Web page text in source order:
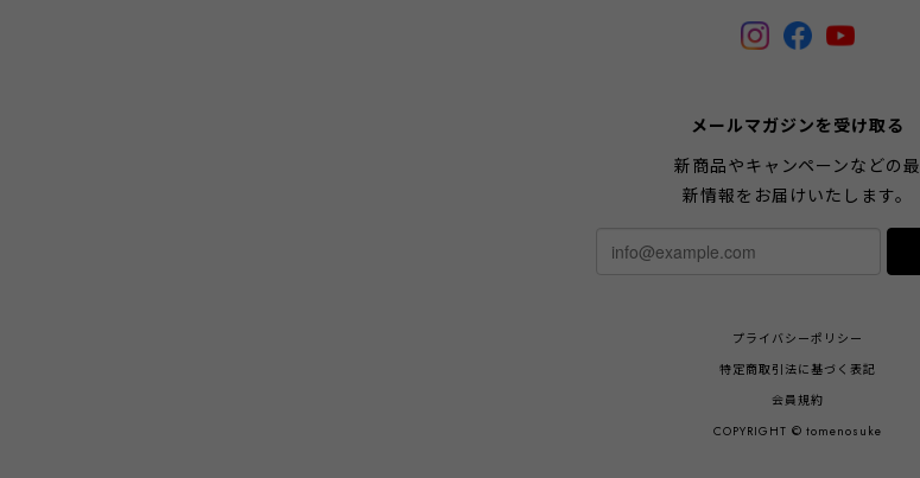
メールマガジンを受け取る
新商品やキャンペーンなどの最
新情報をお届けいたします。
プライバシーポリシー
特定商取引法に基づく表記
会員規約
COPYRIGHT © tomenosuke